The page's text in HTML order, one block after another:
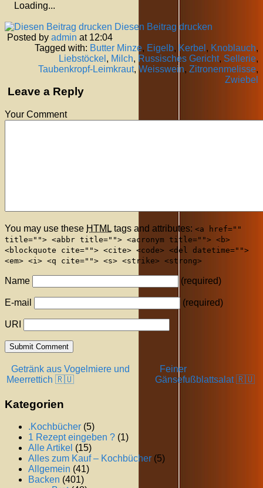
Loading...
Diesen Beitrag drucken
Posted by admin at 12:04
Tagged with: Butter Minze, Eigelb, Kerbel , Knoblauch,
Liebstöckel , Milch, Russisches Gericht, Sellerie,
Taubenkropf-Leimkraut, Weisswein, Zitronenmelisse,
Zwiebel
Leave a Reply
Your Comment
You may use these HTML tags and attributes: <a href=""
title=""> <abbr title=""> <acronym title=""> <b>
<blockquote cite=""> <cite> <code> <del datetime="">
<em> <i> <q cite=""> <s> <strike> <strong>
Name (required)
E-mail (required)
URI
Getränk aus Vogelmiere und
Meerrettich 🇷🇺
Feiner
Gänsefußblattsalat 🇷🇺
Kategorien
.Kochbücher (5)
1 Rezept eingeben ? (1)
Alle Artikel (15)
Alles zum Kauf – Kochbücher (5)
Allgemein (41)
Backen (401)